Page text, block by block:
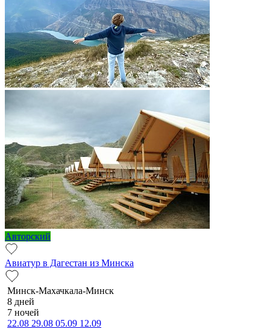
Авторский
Авиатур в Дагестан из Минска
Минск-Махачкала-Минск
8 дней
7 ночей
22.08 29.08 05.09 12.09